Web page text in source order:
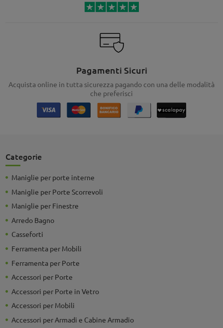
Pagamenti Sicuri
Acquista online in tutta sicurezza pagando con una delle modalità
che preferisci
Categorie
Maniglie per porte interne
Maniglie per Porte Scorrevoli
Maniglie per Finestre
Arredo Bagno
Casseforti
Ferramenta per Mobili
Ferramenta per Porte
Accessori per Porte
Accessori per Porte in Vetro
Accessori per Mobili
Accessori per Armadi e Cabine Armadio